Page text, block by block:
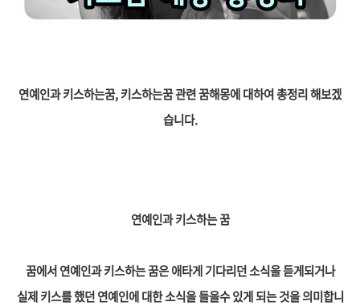
연예인과 키스하는꿈, 키스하는꿈 관련 꿈해몽에 대하여 총정리 해보겠
습니다.
연예인과 키스하는 꿈
꿈에서 연예인과 키스하는 꿈은 애타게 기다리던 소식을 듣게되거나
실제 키스를 했던 연예인에 대한 소식을 들을수 있게 되는 것을 의미합니